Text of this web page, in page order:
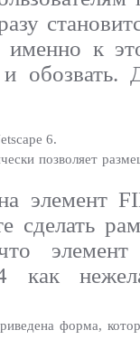
именно к
6.
позволяет
элемент
сделать
как
форма,